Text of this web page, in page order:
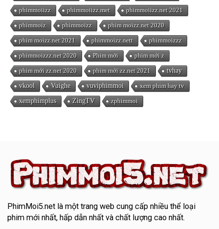
phimmoiizz phimmoiizz.met phimmoiizz.net 2021
phimmoiz phimmoizz phim moizz.net 2020
phim moizz.net 2021 phimmoizz.nett phimmoizzz
phimmoizzz.net 2020 Phim mới phim mới z
phim mới zz.net 2020 phim mới zz.net 2021 tvhay
vkool Vuighe vuviphimmoi xem phim hay tv
xemphimplus ZingTV zphimmoi
PhimMoi5.netlà một trang web cung cấp nhiều thể loại
phim mới nhất, hấp dẫn nhất và chất lượng cao nhất.